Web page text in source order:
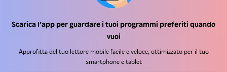
Scarica l’app per guardare i tuoi programmi preferiti quando
vuoi
Approfitta del tuo lettore mobile facile e veloce, ottimizzato per il tuo
smartphone e tablet
Centro assistenza